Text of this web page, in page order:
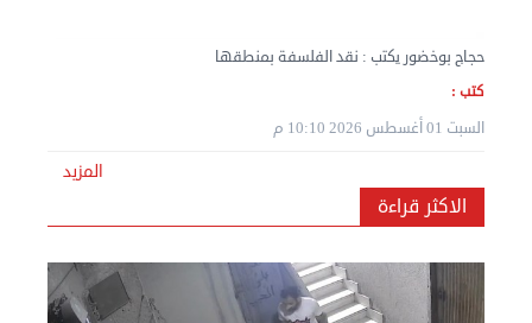
نقل عفش المنطقه العاشره 50636444 فك وتركيب ...
الإثنين 02 سبتمبر 2024 05:01 م
حجاج بوخضور يكتب : نقد الفلسفة بمنطقها
كتب :
السبت 01 أغسطس 2026 10:10 م
المزيد
الاكثر قراءة